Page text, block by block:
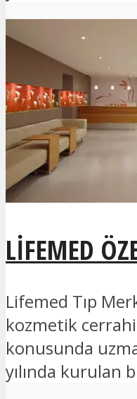
LIFEMED
Lifemed Tıp
kozmetik
konusunda
yılında kurulan